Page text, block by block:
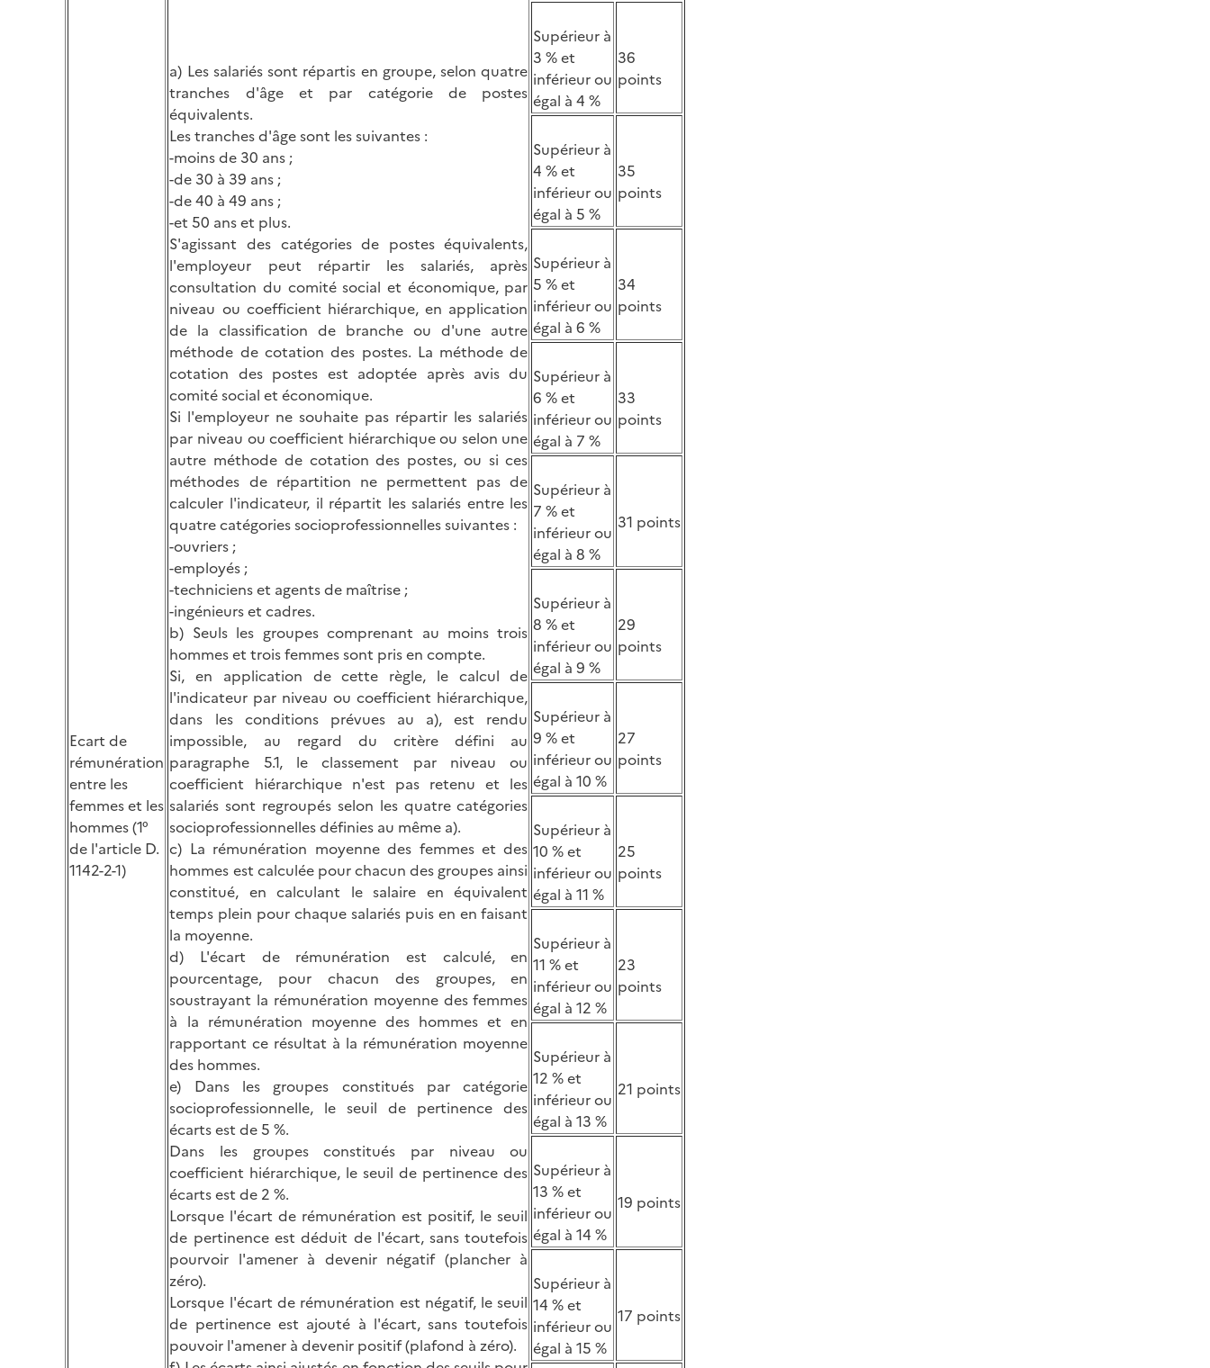
Ecart de
rémunération
entre les
femmes et les
hommes (1°
de l'article D.
1142-2-1)
a) Les salariés sont répartis en groupe, selon quatre
tranches d'âge et par catégorie de postes
équivalents.
Les tranches d'âge sont les suivantes :
-moins de 30 ans ;
-de 30 à 39 ans ;
-de 40 à 49 ans ;
-et 50 ans et plus.
S'agissant des catégories de postes équivalents,
l'employeur peut répartir les salariés, après
consultation du comité social et économique, par
niveau ou coefficient hiérarchique, en application
de la classification de branche ou d'une autre
méthode de cotation des postes. La méthode de
cotation des postes est adoptée après avis du
comité social et économique.
Si l'employeur ne souhaite pas répartir les salariés
par niveau ou coefficient hiérarchique ou selon une
autre méthode de cotation des postes, ou si ces
méthodes de répartition ne permettent pas de
calculer l'indicateur, il répartit les salariés entre les
quatre catégories socioprofessionnelles suivantes :
-ouvriers ;
-employés ;
-techniciens et agents de maîtrise ;
-ingénieurs et cadres.
b) Seuls les groupes comprenant au moins trois
hommes et trois femmes sont pris en compte.
Si, en application de cette règle, le calcul de
l'indicateur par niveau ou coefficient hiérarchique,
dans les conditions prévues au a), est rendu
impossible, au regard du critère défini au
paragraphe 5.1, le classement par niveau ou
coefficient hiérarchique n'est pas retenu et les
salariés sont regroupés selon les quatre catégories
socioprofessionnelles définies au même a).
c) La rémunération moyenne des femmes et des
hommes est calculée pour chacun des groupes ainsi
constitué, en calculant le salaire en équivalent
temps plein pour chaque salariés puis en en faisant
la moyenne.
d) L'écart de rémunération est calculé, en
pourcentage, pour chacun des groupes, en
soustrayant la rémunération moyenne des femmes
à la rémunération moyenne des hommes et en
rapportant ce résultat à la rémunération moyenne
des hommes.
e) Dans les groupes constitués par catégorie
socioprofessionnelle, le seuil de pertinence des
écarts est de 5 %.
Dans les groupes constitués par niveau ou
coefficient hiérarchique, le seuil de pertinence des
écarts est de 2 %.
Lorsque l'écart de rémunération est positif, le seuil
de pertinence est déduit de l'écart, sans toutefois
pourvoir l'amener à devenir négatif (plancher à
zéro).
Lorsque l'écart de rémunération est négatif, le seuil
de pertinence est ajouté à l'écart, sans toutefois
pouvoir l'amener à devenir positif (plafond à zéro).
Supérieur à
3 % et
inférieur ou
égal à 4 %
36
points
Supérieur à
4 % et
inférieur ou
égal à 5 %
35
points
Supérieur à
5 % et
inférieur ou
égal à 6 %
34
points
Supérieur à
6 % et
inférieur ou
égal à 7 %
33
points
Supérieur à
7 % et
inférieur ou
égal à 8 %
31 points
Supérieur à
8 % et
inférieur ou
égal à 9 %
29
points
Supérieur à
9 % et
inférieur ou
égal à 10 %
27
points
Supérieur à
10 % et
inférieur ou
égal à 11 %
25
points
Supérieur à
11 % et
inférieur ou
égal à 12 %
23
points
Supérieur à
12 % et
inférieur ou
égal à 13 %
21 points
Supérieur à
13 % et
inférieur ou
égal à 14 %
19 points
Supérieur à
14 % et
inférieur ou
égal à 15 %
17 points